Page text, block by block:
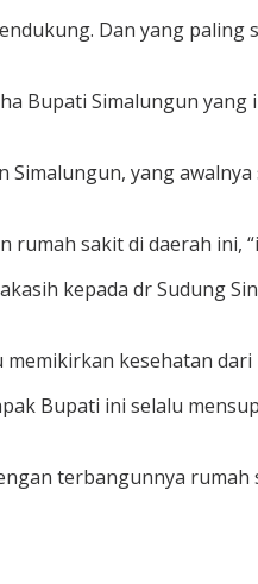
Dan yang
Bupati Simalungun
yang
rumah sakit di daerah ini,
kepada dr Sudung
kesehatan dari
Bupati ini selalu
terbangunnya